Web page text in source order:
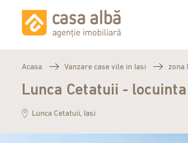
Acasa Vanzare case vile in Iasi zona
Lunca Cetatuii -
Lunca Cetatuii, Iasi